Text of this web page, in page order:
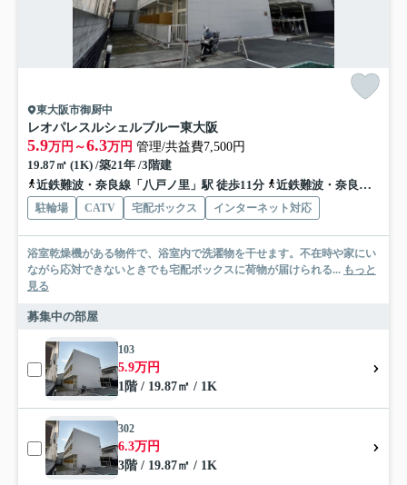
東大阪市御厨中
レオパレスルシェルブルー東大阪
5.9万円～6.3万円 管理/共益費7,500円
19.87㎡ (1K) /築21年 /3階建
近鉄難波・奈良線「八戸ノ里」駅 徒歩11分
近鉄難波・奈良線「河内小阪」駅 徒歩16分
駐輪場 CATV 宅配ボックス インターネット対応
浴室乾燥機がある物件で、浴室内で洗濯物を干せます。不在時や家にい
ながら応対できないときでも宅配ボックスに荷物が届けられる... もっと
見る
募集中の部屋
103
5.9万円
1階 / 19.87㎡ / 1K
302
6.3万円
3階 / 19.87㎡ / 1K